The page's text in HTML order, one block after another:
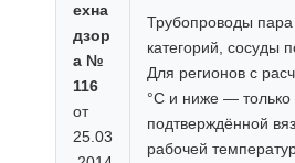
ехна
дзор
а №
116
от
25.03
Трубопроводы
категорий, сосуды
Для регионов с
°C и ниже —
подтверждённой
рабочей